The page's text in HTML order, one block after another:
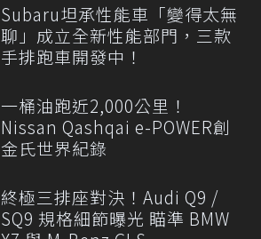
Subaru坦承性能車「變得太無
聊」成立全新性能部門，三款
手排跑車開發中！
一桶油跑近2,000公里！
Nissan Qashqai e-POWER創
金氏世界紀錄
終極三排座對決！Audi Q9 /
SQ9 規格細節曝光 瞄準 BMW